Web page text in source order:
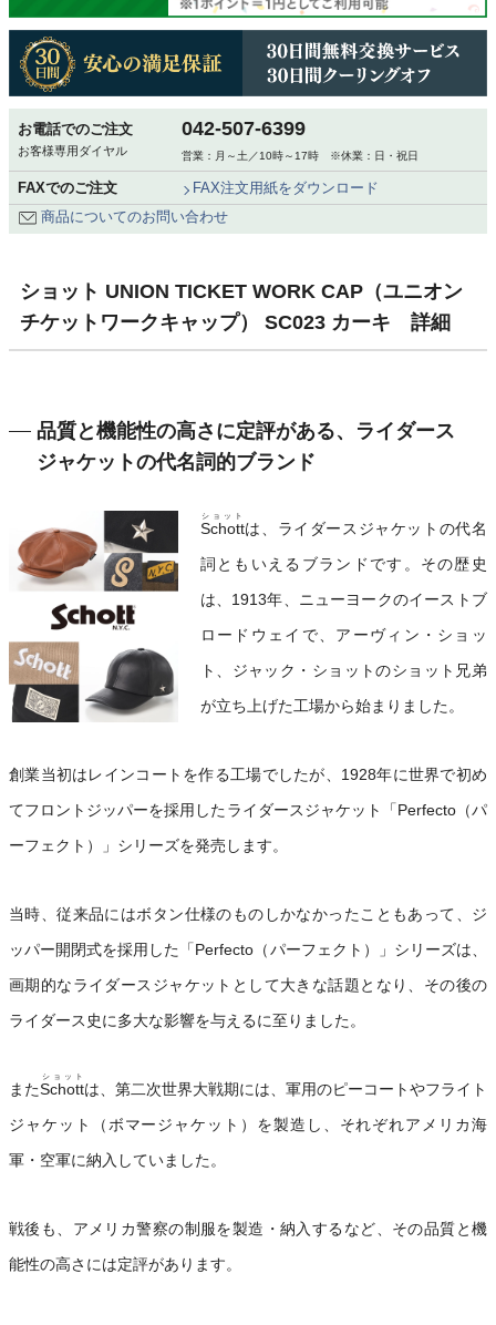
お電話でのご注文
お客様専用ダイヤル
042-507-6399
営業：月～土／10時～17時 ※休業：日・祝日
FAXでのご注文
FAX注文用紙をダウンロード
商品についてのお問い合わせ
ショット UNION TICKET WORK CAP（ユニオン
チケットワークキャップ） SC023 カーキ 詳細
品質と機能性の高さに定評がある、ライダース
ジャケットの代名詞的ブランド
Schott
ショット
は、ライダースジャケットの代名
詞ともいえるブランドです。その歴史
は、1913年、ニューヨークのイーストブ
ロードウェイで、アーヴィン・ショッ
ト、ジャック・ショットのショット兄弟
が立ち上げた工場から始まりました。
創業当初はレインコートを作る工場でしたが、1928年に世界で初め
てフロントジッパーを採用したライダースジャケット「Perfecto（パ
ーフェクト）」シリーズを発売します。
当時、従来品にはボタン仕様のものしかなかったこともあって、ジ
ッパー開閉式を採用した「Perfecto（パーフェクト）」シリーズは、
画期的なライダースジャケットとして大きな話題となり、その後の
ライダース史に多大な影響を与えるに至りました。
またSchott
ショット
は、第二次世界大戦期には、軍用のピーコートやフライト
ジャケット（ボマージャケット）を製造し、それぞれアメリカ海
軍・空軍に納入していました。
戦後も、アメリカ警察の制服を製造・納入するなど、その品質と機
能性の高さには定評があります。